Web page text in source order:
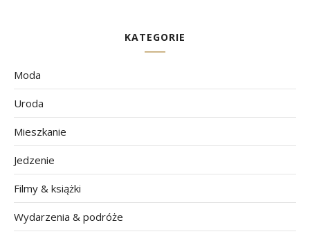
KATEGORIE
Moda
Uroda
Mieszkanie
Jedzenie
Filmy & książki
Wydarzenia & podróże